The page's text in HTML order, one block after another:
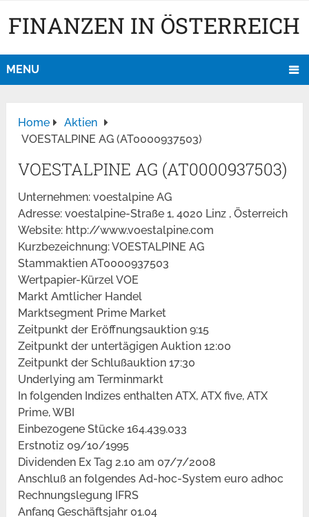
FINANZEN IN ÖSTERREICH
MENU
Home
Aktien
VOESTALPINE AG (AT0000937503)
VOESTALPINE AG (AT0000937503)
Unternehmen: voestalpine AG
Adresse: voestalpine-Straße 1, 4020 Linz , Österreich
Website: http://www.voestalpine.com
Kurzbezeichnung: VOESTALPINE AG
Stammaktien AT0000937503
Wertpapier-Kürzel VOE
Markt Amtlicher Handel
Marktsegment Prime Market
Zeitpunkt der Eröffnungsauktion 9:15
Zeitpunkt der untertägigen Auktion 12:00
Zeitpunkt der Schlußauktion 17:30
Underlying am Terminmarkt
In folgenden Indizes enthalten ATX, ATX five, ATX
Prime, WBI
Einbezogene Stücke 164.439.033
Erstnotiz 09/10/1995
Dividenden Ex Tag 2.10 am 07/7/2008
Anschluß an folgendes Ad-hoc-System euro adhoc
Rechnungslegung IFRS
Anfang Geschäftsjahr 01.04